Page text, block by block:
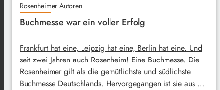
Rosenheimer Autoren
Buchmesse war ein voller Erfolg
Frankfurt hat eine, Leipzig hat eine, Berlin hat eine. Und
seit zwei Jahren auch Rosenheim! Eine Buchmesse. Die
Rosenheimer gilt als die gemütlichste und südlichste
Buchmesse Deutschlands. Hervorgegangen ist sie aus …